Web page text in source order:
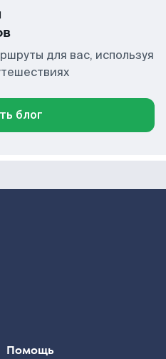
для вас, используя
блог
Помощь